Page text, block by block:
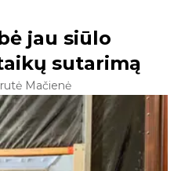
jau siūlo
sutarimą
Mačienė